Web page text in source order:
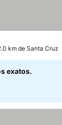
km de Santa Cruz
exatos.